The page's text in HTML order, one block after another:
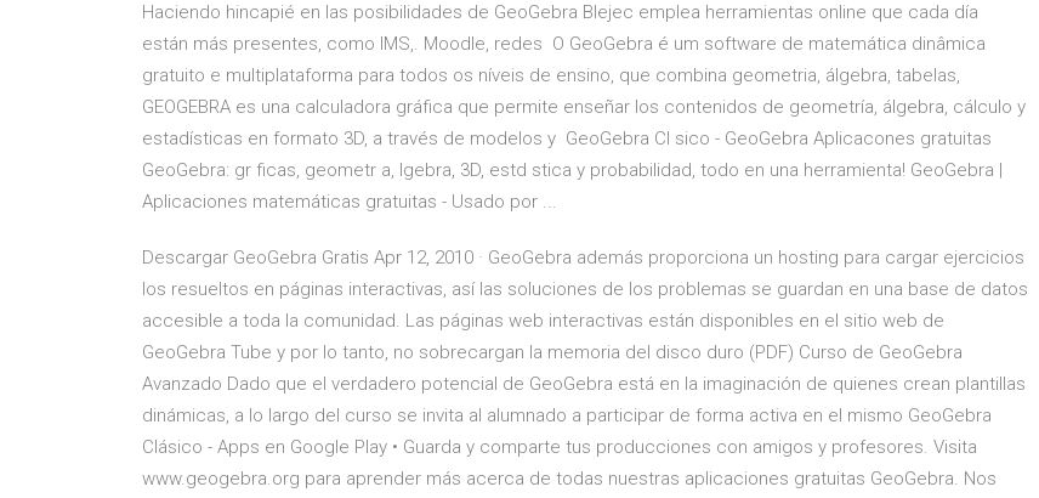
Haciendo hincapié en las posibilidades de GeoGebra Blejec emplea herramientas online que cada día
están más presentes, como IMS,. Moodle, redes O GeoGebra é um software de matemática dinâmica
gratuito e multiplataforma para todos os níveis de ensino, que combina geometria, álgebra, tabelas,
GEOGEBRA es una calculadora gráfica que permite enseñar los contenidos de geometría, álgebra, cálculo y
estadísticas en formato 3D, a través de modelos y GeoGebra Cl sico - GeoGebra Aplicacones gratuitas
GeoGebra: gr ficas, geometr a, lgebra, 3D, estd stica y probabilidad, todo en una herramienta! GeoGebra |
Aplicaciones matemáticas gratuitas - Usado por ...
Descargar GeoGebra Gratis Apr 12, 2010 · GeoGebra además proporciona un hosting para cargar ejercicios
los resueltos en páginas interactivas, así las soluciones de los problemas se guardan en una base de datos
accesible a toda la comunidad. Las páginas web interactivas están disponibles en el sitio web de
GeoGebra Tube y por lo tanto, no sobrecargan la memoria del disco duro (PDF) Curso de GeoGebra
Avanzado Dado que el verdadero potencial de GeoGebra está en la imaginación de quienes crean plantillas
dinámicas, a lo largo del curso se invita al alumnado a participar de forma activa en el mismo GeoGebra
Clásico - Apps en Google Play • Guarda y comparte tus producciones con amigos y profesores. Visita
www.geogebra.org para aprender más acerca de todas nuestras aplicaciones gratuitas GeoGebra. Nos